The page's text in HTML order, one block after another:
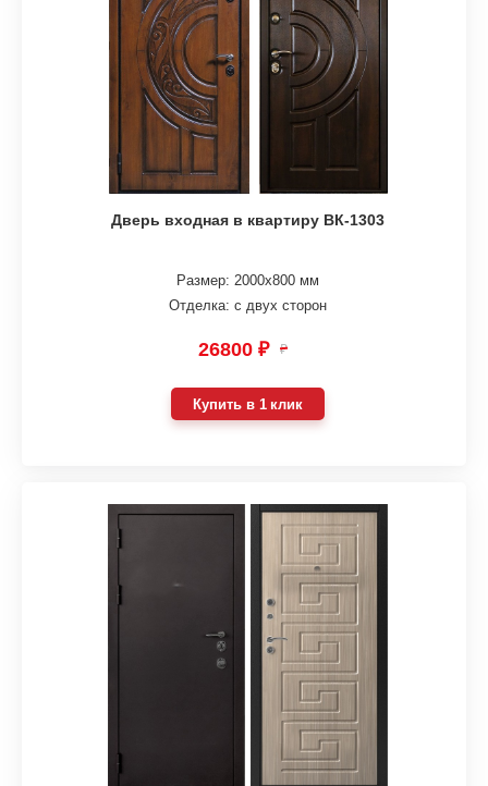
Дверь входная в квартиру ВК-1303
Размер: 2000х800 мм
Отделка: с двух сторон
26800 ₽ ₽
Купить в 1 клик